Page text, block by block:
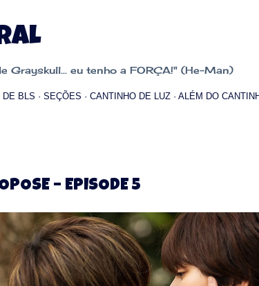
Grayskull... eu tenho a FORÇA!" (He-Man)
DE BLS SEÇÕES CANTINHO DE LUZ ALÉM DO
– EPISODE 5